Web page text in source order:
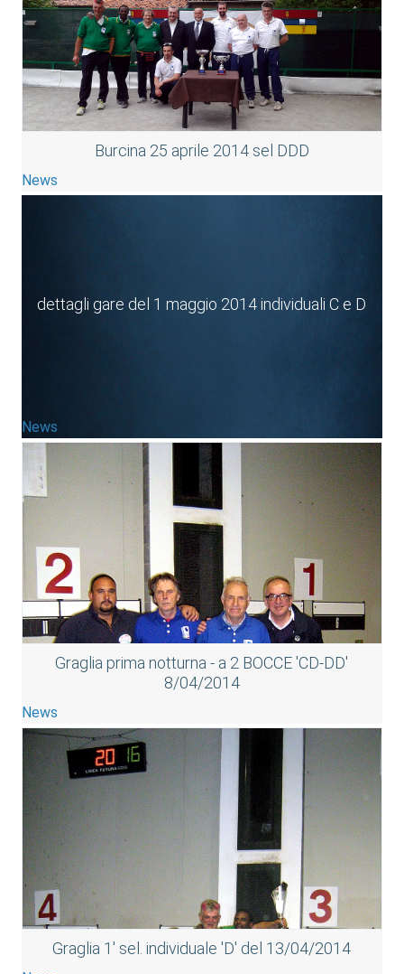
Burcina 25 aprile 2014 sel DDD
News
dettagli gare del 1 maggio 2014 individuali C e D
News
Graglia prima notturna - a 2 BOCCE 'CD-DD'
8/04/2014
News
Graglia 1' sel. individuale 'D' del 13/04/2014